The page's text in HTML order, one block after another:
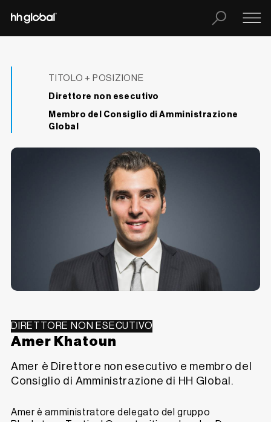
DIRETTORE NON ESECUTIVO
Amer Khatoun
Amer è Direttore non esecutivo e membro del
Consiglio di Amministrazione di HH Global.
Amer è amministratore delegato del gruppo
TITOLO + POSIZIONE
Direttore non esecutivo
Membro del Consiglio di Amministrazione
Global